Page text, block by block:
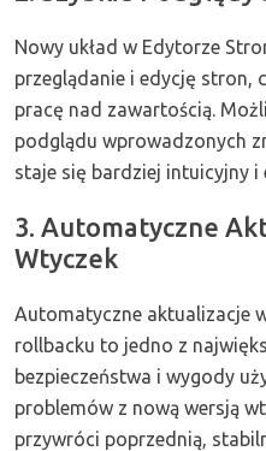
Nowy układ w Edytorze
przeglądanie i edycję stron,
pracę nad zawartością.
podglądu wprowadzonych
staje się bardziej intuicyjny i
3. Automatyczne
Wtyczek
Automatyczne aktualizacje
rollbacku to jedno z
bezpieczeństwa i wygody
problemów z nową wersją
przywróci poprzednią,